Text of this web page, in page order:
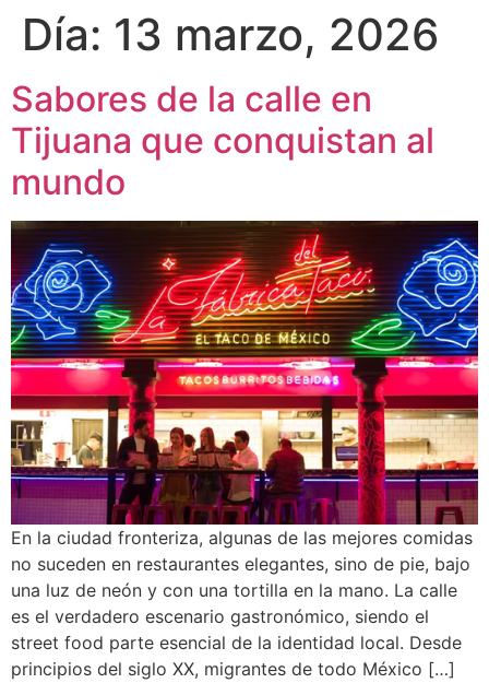
Día: 13 marzo, 2026
Sabores de la calle en
Tijuana que conquistan al
mundo
En la ciudad fronteriza, algunas de las mejores comidas
no suceden en restaurantes elegantes, sino de pie, bajo
una luz de neón y con una tortilla en la mano. La calle
es el verdadero escenario gastronómico, siendo el
street food parte esencial de la identidad local. Desde
principios del siglo XX, migrantes de todo México […]